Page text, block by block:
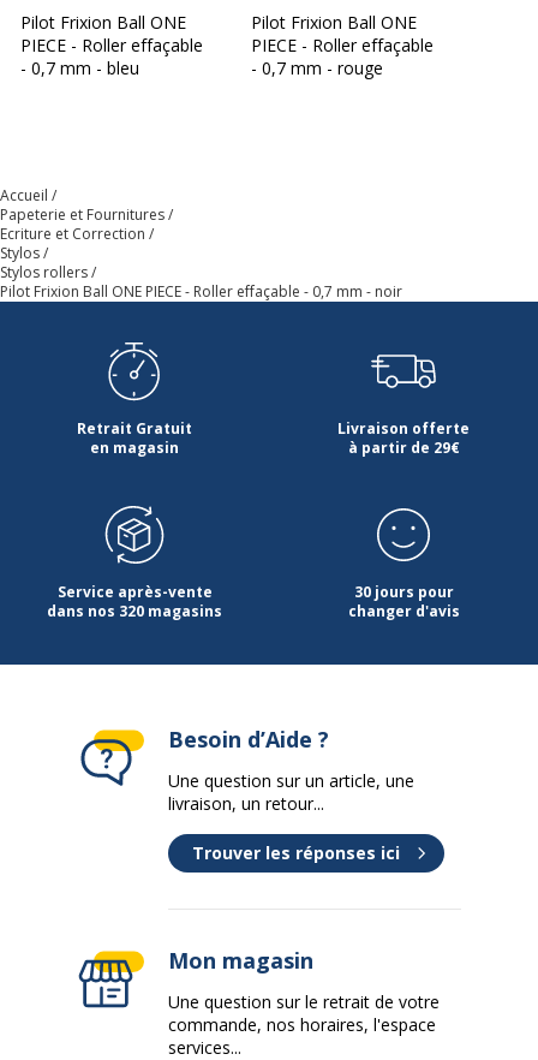
Données d'identification
Données d'identification
Référence produit fabricant
Caractéristiques environnementales
Caractéristiques environnementales
Contenu recyclé du produit
(Commentaire)
plastique recyclé
Données logistiques
Données logistiques
Quantité emballée
Pilot Frixion Ball ONE
PIECE - Roller effaçable
- 0,7 mm - bleu
Pilot Frixion Ball ONE
PIECE - Roller effaçable
- 0,7 mm - rouge
Accueil
Papeterie et Fournitures
Ecriture et Correction
Stylos
Stylos rollers
Pilot Frixion Ball ONE PIECE - Roller effaçable - 0,7 mm - noir
Retrait Gratuit
en magasin
Livraison offerte
à partir de 29€
Service après-vente
dans nos 320 magasins
30 jours pour
changer d'avis
Besoin d’Aide ?
Une question sur un article, une
livraison, un retour...
Trouver les réponses ici
Mon magasin
Une question sur le retrait de votre
commande, nos horaires, l'espace
services...